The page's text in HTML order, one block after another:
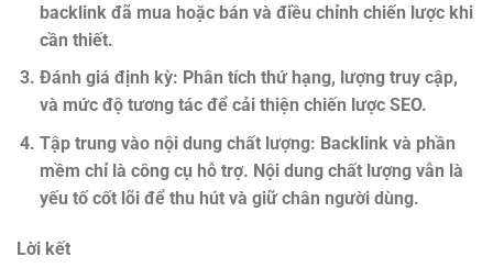
backlink đã mua hoặc bán và điều chỉnh chiến lược khi
cần thiết.
Đánh giá định kỳ: Phân tích thứ hạng, lượng truy cập,
và mức độ tương tác để cải thiện chiến lược SEO.
Tập trung vào nội dung chất lượng: Backlink và phần
mềm chỉ là công cụ hỗ trợ. Nội dung chất lượng vẫn là
yếu tố cốt lõi để thu hút và giữ chân người dùng.
Lời kết